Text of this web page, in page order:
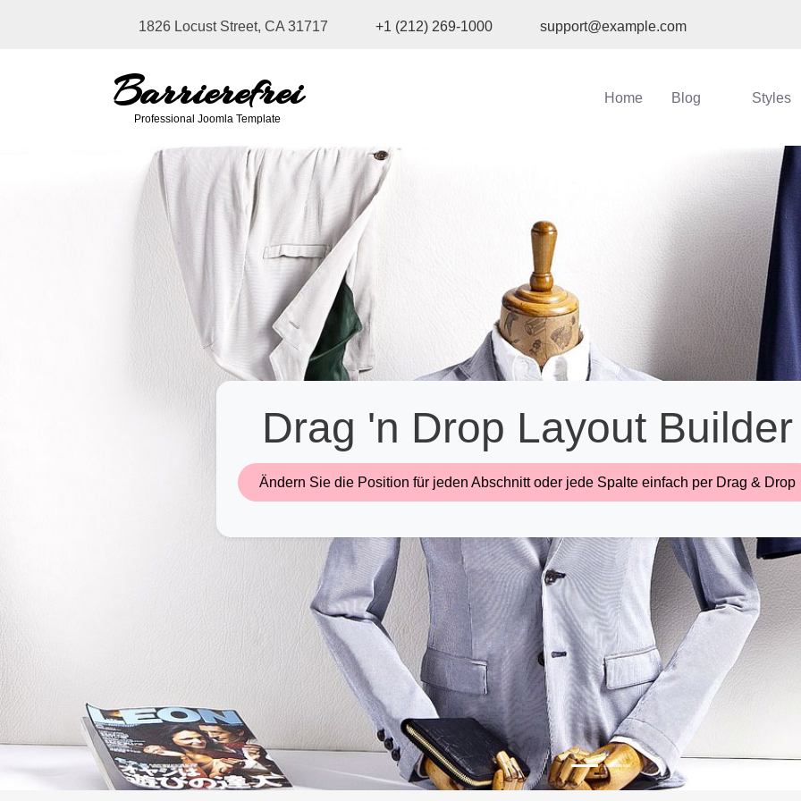
1826 Locust Street, CA 31717 +1 (212) 269-1000 support@example.com
Barrierefrei
Professional Joomla Template
Home Blog Styles
Drag 'n Drop Layout Builder
Ändern Sie die Position für jeden Abschnitt oder jede Spalte einfach per Drag & Drop